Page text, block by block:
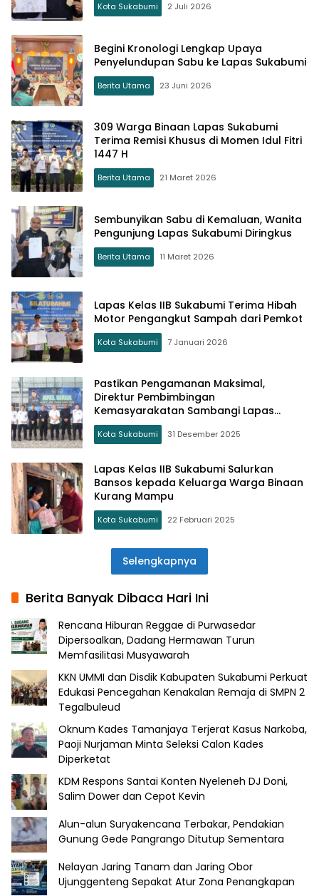
Kota Sukabumi 2 Juli 2026
Begini Kronologi Lengkap Upaya
Penyelundupan Sabu ke Lapas Sukabumi
Berita Utama 23 Juni 2026
309 Warga Binaan Lapas Sukabumi
Terima Remisi Khusus di Momen Idul Fitri
1447 H
Berita Utama 21 Maret 2026
Sembunyikan Sabu di Kemaluan, Wanita
Pengunjung Lapas Sukabumi Diringkus
Berita Utama 11 Maret 2026
Lapas Kelas IIB Sukabumi Terima Hibah
Motor Pengangkut Sampah dari Pemkot
Kota Sukabumi 7 Januari 2026
Pastikan Pengamanan Maksimal,
Direktur Pembimbingan
Kemasyarakatan Sambangi Lapas
Sukabumi Jelang Tahun Baru 2026
Kota Sukabumi 31 Desember 2025
Lapas Kelas IIB Sukabumi Salurkan
Bansos kepada Keluarga Warga Binaan
Kurang Mampu
Kota Sukabumi 22 Februari 2025
Selengkapnya
Berita Banyak Dibaca Hari Ini
Rencana Hiburan Reggae di Purwasedar
Dipersoalkan, Dadang Hermawan Turun
Memfasilitasi Musyawarah
KKN UMMI dan Disdik Kabupaten Sukabumi Perkuat
Edukasi Pencegahan Kenakalan Remaja di SMPN 2
Tegalbuleud
Oknum Kades Tamanjaya Terjerat Kasus Narkoba,
Paoji Nurjaman Minta Seleksi Calon Kades
Diperketat
KDM Respons Santai Konten Nyeleneh DJ Doni,
Salim Dower dan Cepot Kevin
Alun-alun Suryakencana Terbakar, Pendakian
Gunung Gede Pangrango Ditutup Sementara
Nelayan Jaring Tanam dan Jaring Obor
Ujunggenteng Sepakat Atur Zona Penangkapan